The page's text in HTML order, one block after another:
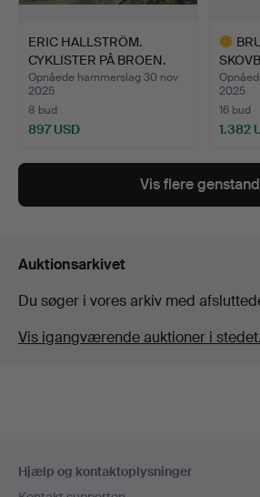
ERIC HALLSTRÖM.
CYKLISTER PÅ BROEN.
Opnåede hammerslag 30 nov
2025
8 bud
897 USD
2025
16 bud
1.382
Vis flere
Auktionsarkivet
Du søger i vores arkiv med
Vis igangværende auktioner i stedet.
Hjælp og kontaktoplysninger